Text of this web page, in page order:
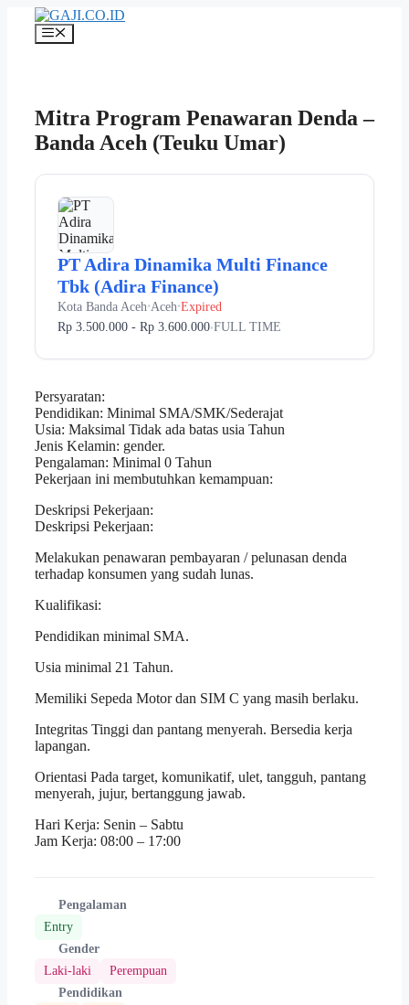
Langsung
Menu
Mitra Program Penawaran Denda –
Banda Aceh (Teuku Umar)
PT Adira Dinamika Multi Finance
Tbk (Adira Finance)
Kota Banda Aceh•Aceh•Expired
Rp 3.500.000 - Rp 3.600.000•FULL TIME
Persyaratan:
Pendidikan: Minimal SMA/SMK/Sederajat
Usia: Maksimal Tidak ada batas usia Tahun
Jenis Kelamin: gender.
Pengalaman: Minimal 0 Tahun
Pekerjaan ini membutuhkan kemampuan:
Deskripsi Pekerjaan:
Deskripsi Pekerjaan:
Melakukan penawaran pembayaran / pelunasan denda
terhadap konsumen yang sudah lunas.
Kualifikasi:
Pendidikan minimal SMA.
Usia minimal 21 Tahun.
Memiliki Sepeda Motor dan SIM C yang masih berlaku.
Integritas Tinggi dan pantang menyerah. Bersedia kerja
lapangan.
Orientasi Pada target, komunikatif, ulet, tangguh, pantang
menyerah, jujur, bertanggung jawab.
Hari Kerja: Senin – Sabtu
Jam Kerja: 08:00 – 17:00
Pengalaman
Entry
Gender
Laki-laki
Perempuan
Pendidikan